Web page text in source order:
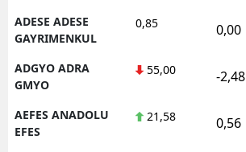
ADESE ADESE
GAYRIMENKUL
0,85 0,00
ADGYO ADRA
GMYO
55,00 -2,48
AEFES ANADOLU
EFES
21,58 0,56